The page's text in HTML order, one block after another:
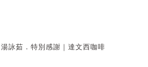
詠茹．特別感謝｜達文西咖啡